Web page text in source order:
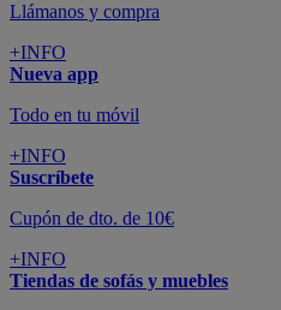
Llámanos y compra
+INFO
Nueva app
Todo en tu móvil
+INFO
Suscríbete
Cupón de dto. de 10€
+INFO
Tiendas de sofás y muebles